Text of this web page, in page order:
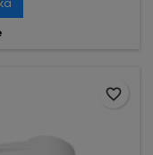
favorite_border